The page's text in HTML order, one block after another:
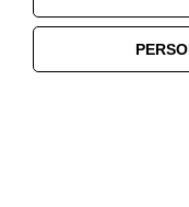
Suivez-nous sur